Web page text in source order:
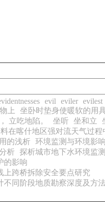
evil eviler evilest
上 坐卧时垫身使暖软的用
立吃地陷。 坐听 坐和立
在喀什地区强对流天气过程
的浅析 环境监测与环境影
析 探析城市地下水环境监
的影响
上跨桥拆除安全要点研究
不同阶段地质勘察深度及方